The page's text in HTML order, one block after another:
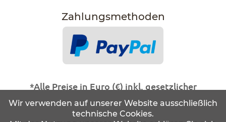
Zahlungs­methoden
*Alle Preise in Euro (€) inkl. gesetzlicher
Mehrwertsteuer, Abholung im Ladengeschäft.
Statt- und durchgestrichene Preise beziehen
Wir verwenden auf unserer Website ausschließlich
technische Cookies.